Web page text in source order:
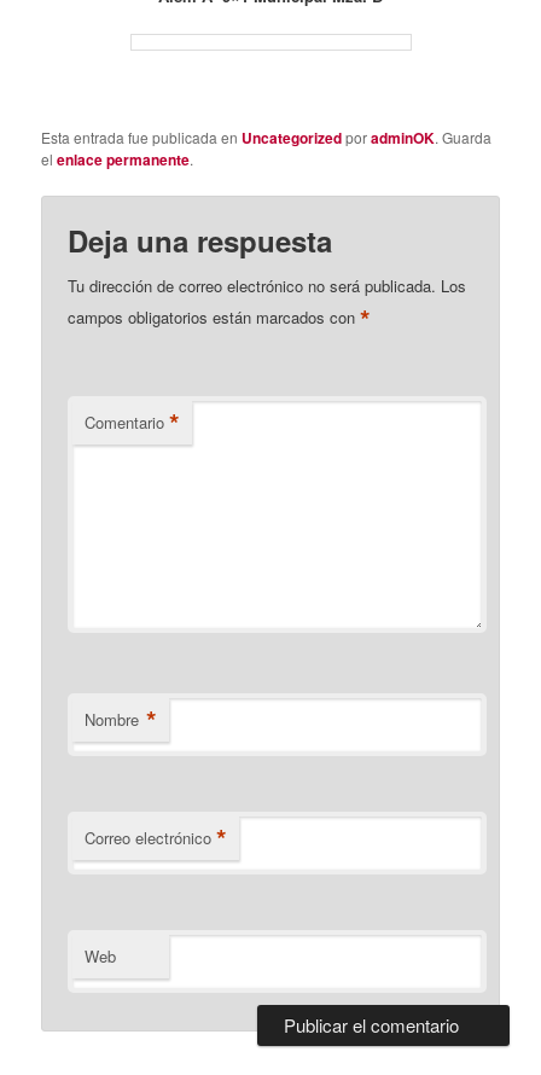
Esta entrada fue publicada en UncategorizedporadminOK. Guarda
elenlace permanente.
Deja una respuesta
Tu dirección de correo electrónico no será publicada. Los
campos obligatorios están marcados con*
Comentario *
Nombre *
Correo electrónico *
Web